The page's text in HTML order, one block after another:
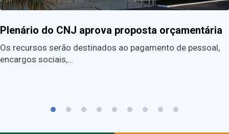
Plenário do CNJ aprova proposta orçamentária
Os recursos serão destinados ao pagamento de pessoal,
encargos sociais,…